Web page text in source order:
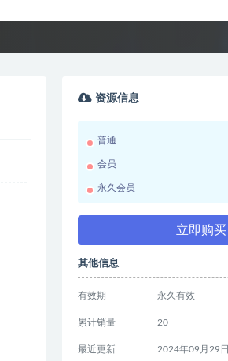
资源信息
普通
会员
永久会员
立即购买
其他信息
有效期 永久有效
累计销量 20
最近更新 2024年09月29日